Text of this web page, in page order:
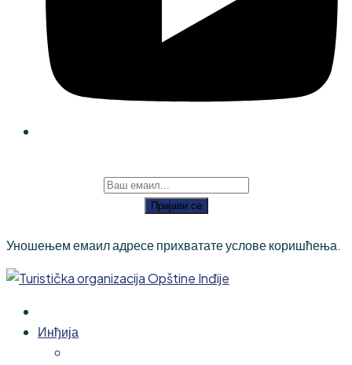
Пријави се
Уношењем емаил адресе прихватате услове коришћења.
Инђија